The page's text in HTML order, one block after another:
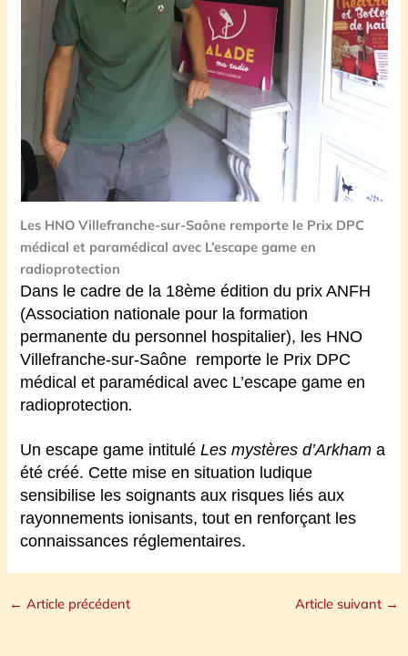
Les HNO Villefranche-sur-Saône remporte le Prix DPC
médical et paramédical avec L’escape game en
radioprotection
Dans le cadre de la 18ème édition du prix ANFH
(Association nationale pour la formation
permanente du personnel hospitalier), les HNO
Villefranche-sur-Saône remporte le Prix DPC
médical et paramédical avec L’escape game en
radioprotection.
Un escape game intituléLes mystères d’Arkham a
été créé. Cette mise en situation ludique
sensibilise les soignants aux risques liés aux
rayonnements ionisants, tout en renforçant les
connaissances réglementaires.
← Article précédent Article suivant →